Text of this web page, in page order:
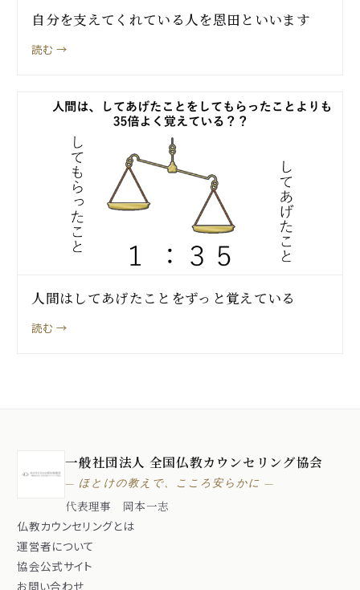
自分を支えてくれている人を恩田といいます
読む →
人間はしてあげたことをずっと覚えている
読む →
一般社団法人 全国仏教カウンセリング協会
— ほとけの教えで、こころ安らかに —
代表理事 岡本一志
仏教カウンセリングとは
運営者について
協会公式サイト
お問い合わせ